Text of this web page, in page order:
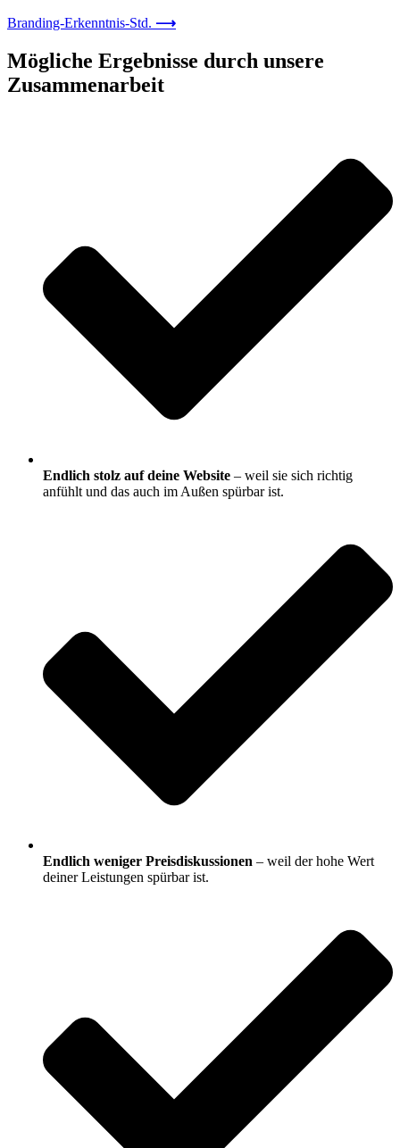
Branding-Erkenntnis-Std. ⟶
Mögliche Ergebnisse durch unsere
Zusammenarbeit
Endlich stolz auf deine Website – weil sie sich richtig
anfühlt und das auch im Außen spürbar ist.
Endlich weniger Preisdiskussionen – weil der hohe Wert
deiner Leistungen spürbar ist.